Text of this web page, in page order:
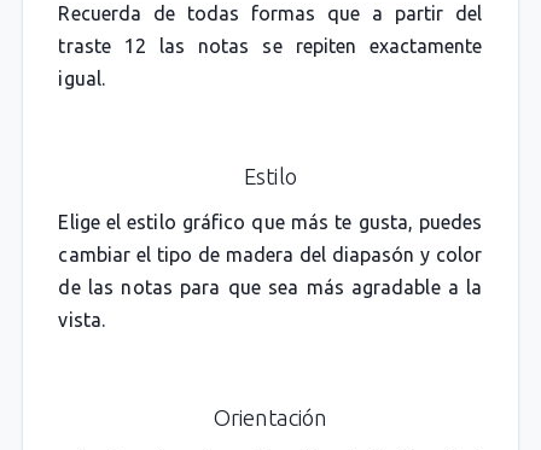
Recuerda de todas formas que a partir del
traste 12 las notas se repiten exactamente
igual.
Estilo
Elige el estilo gráfico que más te gusta, puedes
cambiar el tipo de madera del diapasón y color
de las notas para que sea más agradable a la
vista.
Orientación